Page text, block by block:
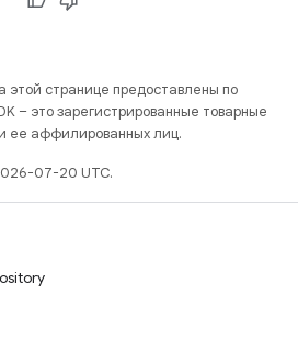
этой странице предоставлены по
– это зарегистрированные товарные
ее аффилированных лиц.
07-20 UTC.